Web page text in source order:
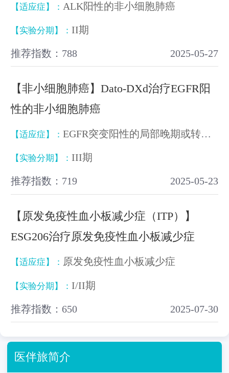
【适应症】： ALK阳性的非小细胞肺癌
【实验分期】： II期
推荐指数：788 2025-05-27
【非小细胞肺癌】Dato-DXd治疗EGFR阳
性的非小细胞肺癌
【适应症】： EGFR突变阳性的局部晚期或转移性非小细胞肺癌
【实验分期】： III期
推荐指数：719 2025-05-23
【原发免疫性血小板减少症（ITP）】
ESG206治疗原发免疫性血小板减少症
【适应症】： 原发免疫性血小板减少症
【实验分期】： I/II期
推荐指数：650 2025-07-30
医伴旅简介